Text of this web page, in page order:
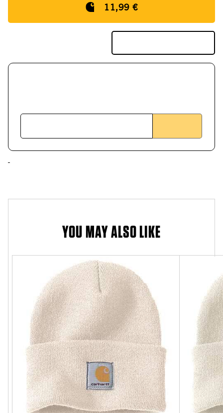
11,99 €
YOU MAY ALSO LIKE